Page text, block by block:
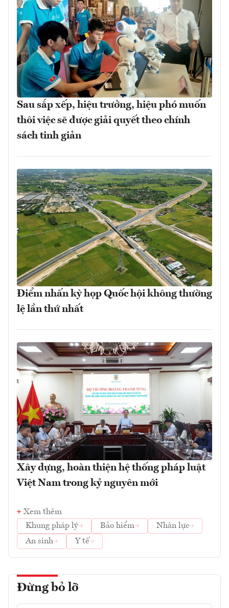
Sau sắp xếp, hiệu trưởng, hiệu phó muốn
thôi việc sẽ được giải quyết theo chính
sách tinh giản
Điểm nhấn kỳ họp Quốc hội không thường
lệ lần thứ nhất
Xây dựng, hoàn thiện hệ thống pháp luật
Việt Nam trong kỷ nguyên mới
Xem thêm
Khung pháp lý
Bảo hiểm
Nhân lực
An sinh
Y tế
Đừng bỏ lỡ